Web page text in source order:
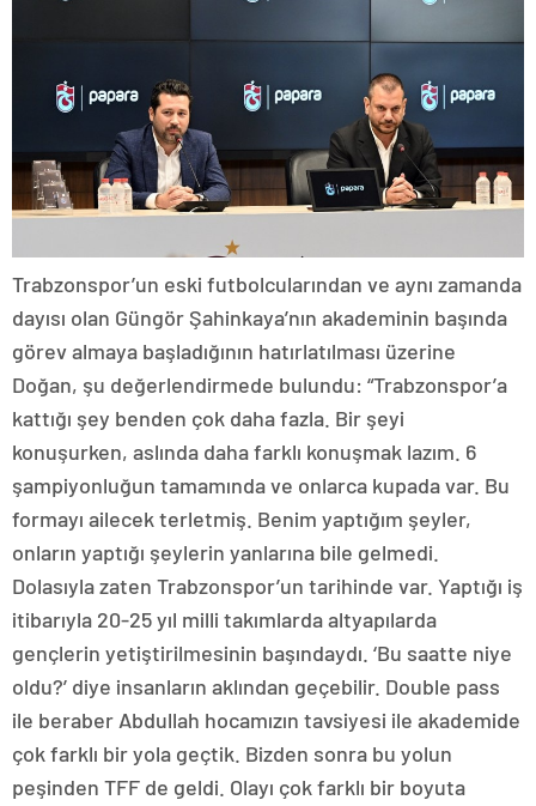
Trabzonspor’un eski futbolcularından ve aynı zamanda
dayısı olan Güngör Şahinkaya’nın akademinin başında
görev almaya başladığının hatırlatılması üzerine
Doğan, şu değerlendirmede bulundu: “Trabzonspor’a
kattığı şey benden çok daha fazla. Bir şeyi
konuşurken, aslında daha farklı konuşmak lazım. 6
şampiyonluğun tamamında ve onlarca kupada var. Bu
formayı ailecek terletmiş. Benim yaptığım şeyler,
onların yaptığı şeylerin yanlarına bile gelmedi.
Dolasıyla zaten Trabzonspor’un tarihinde var. Yaptığı iş
itibarıyla 20-25 yıl milli takımlarda altyapılarda
gençlerin yetiştirilmesinin başındaydı. ‘Bu saatte niye
oldu?’ diye insanların aklından geçebilir. Double pass
ile beraber Abdullah hocamızın tavsiyesi ile akademide
çok farklı bir yola geçtik. Bizden sonra bu yolun
peşinden TFF de geldi. Olayı çok farklı bir boyuta